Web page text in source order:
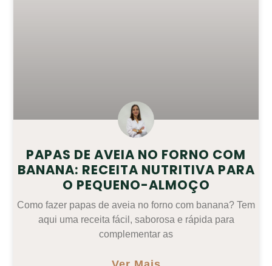
PAPAS DE AVEIA NO FORNO COM
BANANA: RECEITA NUTRITIVA PARA
O PEQUENO-ALMOÇO
Como fazer papas de aveia no forno com banana? Tem
aqui uma receita fácil, saborosa e rápida para
complementar as